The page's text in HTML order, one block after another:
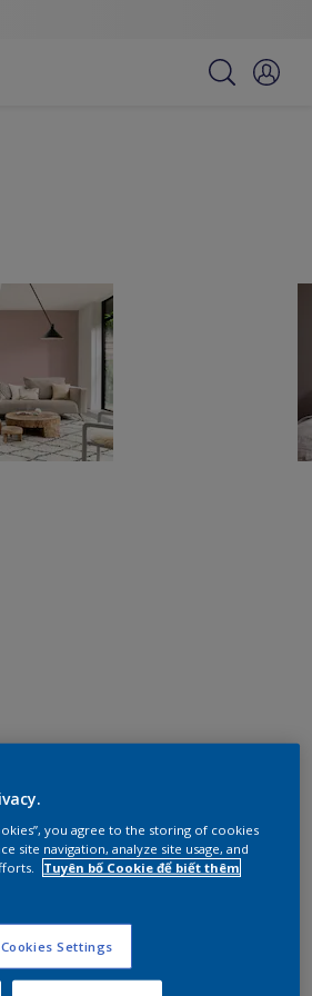
you agree to the storing of cookies
site navigation, analyze site usage, and
Tuyên bố Cookie để biết thêm
Cookies Settings